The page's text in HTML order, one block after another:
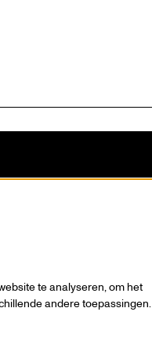
te analyseren, om het
andere toepassingen.